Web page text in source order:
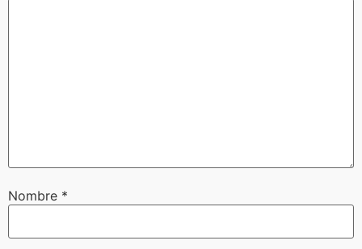
Nombre *